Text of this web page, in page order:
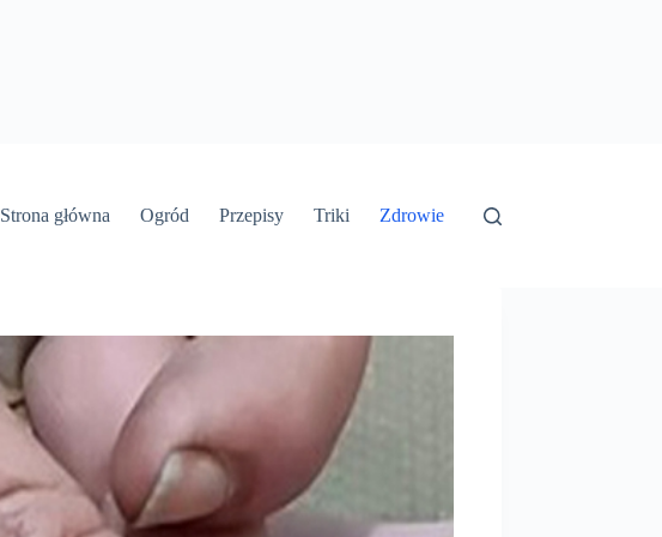
Strona główna Ogród Przepisy Triki Zdrowie